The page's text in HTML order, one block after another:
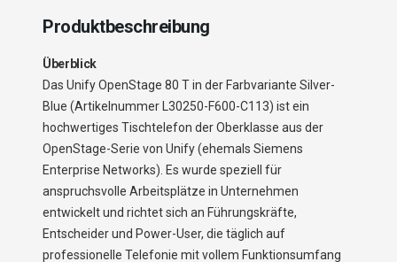
Produktbeschreibung
Überblick
Das Unify OpenStage 80 T in der Farbvariante Silver-
Blue (Artikelnummer L30250-F600-C113) ist ein
hochwertiges Tischtelefon der Oberklasse aus der
OpenStage-Serie von Unify (ehemals Siemens
Enterprise Networks). Es wurde speziell für
anspruchsvolle Arbeitsplätze in Unternehmen
entwickelt und richtet sich an Führungskräfte,
Entscheider und Power-User, die täglich auf
professionelle Telefonie mit vollem Funktionsumfang